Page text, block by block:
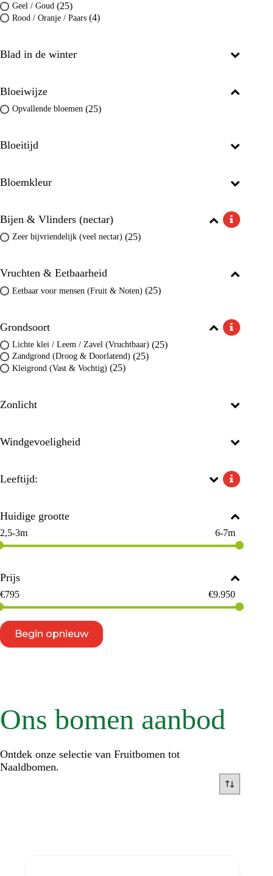
Ons bomen aanbod
Ontdek onze selectie van Fruitbomen tot
Naaldbomen.
Geel / Goud (25)
Rood / Oranje / Paars (4)
Blad in de winter
Bloeiwijze
Opvallende bloemen (25)
Bloeitijd
Bloemkleur
Bijen & Vlinders (nectar)
Zeer bijvriendelijk (veel nectar) (25)
Vruchten & Eetbaarheid
Eetbaar voor mensen (Fruit & Noten) (25)
Grondsoort
Lichte klei / Leem / Zavel (Vruchtbaar) (25)
Zandgrond (Droog & Doorlatend) (25)
Kleigrond (Vast & Vochtig) (25)
Zonlicht
Windgevoeligheid
Leeftijd:
Huidige grootte
2,5-3m 6-7m
Prijs
€795 €9.950
Begin opnieuw